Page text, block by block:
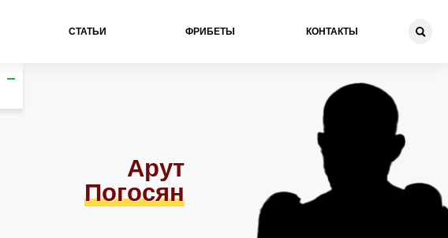
СТАТЬИ ФРИБЕТЫ КОНТАКТЫ
Арут
Погосян